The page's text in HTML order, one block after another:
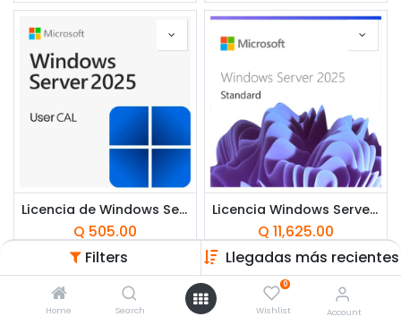
Filters Llegadas más recientes
Home Search
0
Wishlist Account
Licencia de Windows Server CAL 2025 por Usuario CSP Perpetuo ***DIGITAL***
Q 505.00
Licencia Windows Server 2025 Edición Estándar - 16 Núcleos - CSP ***DIGITAL***
Q 11,625.00